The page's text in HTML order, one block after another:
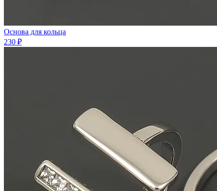
Основа для кольца
230 ₽